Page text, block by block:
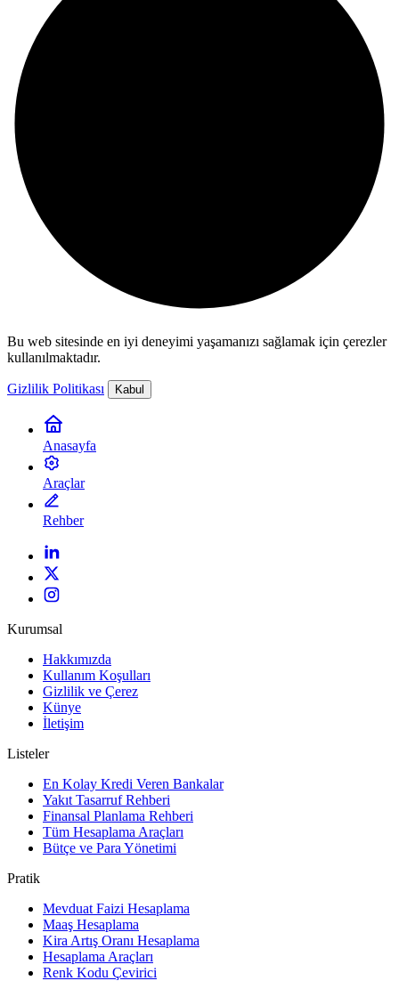
Bu web sitesinde en iyi deneyimi yaşamanızı sağlamak için çerezler
kullanılmaktadır.
Gizlilik Politikası Kabul
Anasayfa
Araçlar
Rehber
Kurumsal
Hakkımızda
Kullanım Koşulları
Gizlilik ve Çerez
Künye
İletişim
Listeler
En Kolay Kredi Veren Bankalar
Yakıt Tasarruf Rehberi
Finansal Planlama Rehberi
Tüm Hesaplama Araçları
Bütçe ve Para Yönetimi
Pratik
Mevduat Faizi Hesaplama
Maaş Hesaplama
Kira Artış Oranı Hesaplama
Hesaplama Araçları
Renk Kodu Çevirici